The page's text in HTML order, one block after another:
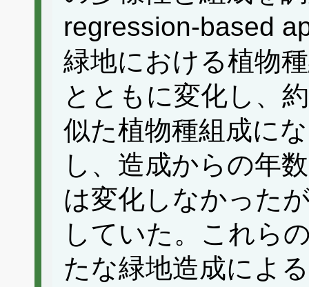
regression-based
緑地における植物
とともに変化し、
似た植物種組成に
し、造成からの年
は変化しなかった
していた。これら
たな緑地造成によ